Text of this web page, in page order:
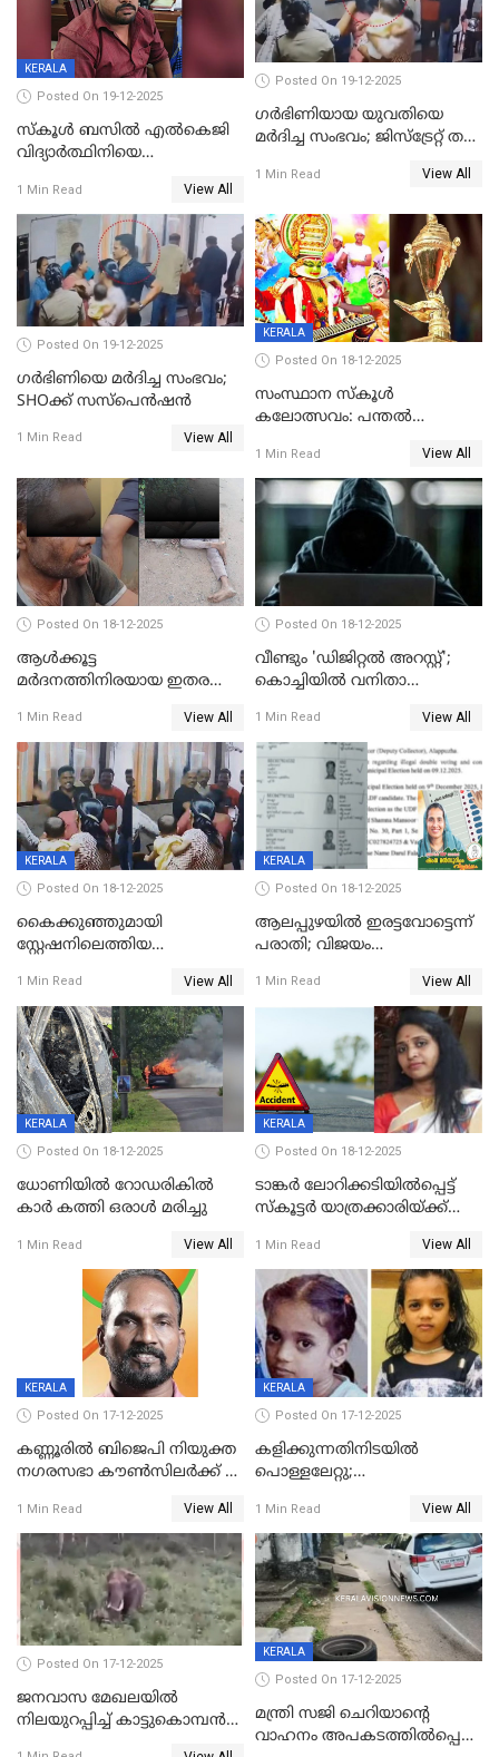
KERALA
Posted On 19-12-2025
സ്കൂൾ ബസിൽ എൽകെജി
വിദ്യാര്‍ത്ഥിനിയെ
ക്ലീനര്‍ പിടിയിൽ
1 Min Read View All
Posted On 19-12-2025
ഗര്‍ഭിണിയായ യുവതിയെ
മര്‍ദിച്ച സംഭവം; ജിസ്‌ട്രേറ്റ് തല
യുവതി
1 Min Read View All
Posted On 19-12-2025
ഗര്‍ഭിണിയെ മർദിച്ച സംഭവം;
SHOക്ക് സസ്പെൻഷൻ
1 Min Read View All
KERALA
Posted On 18-12-2025
സംസ്ഥാന സ്കൂൾ
കലോത്സവം: പന്തൽ
1 Min Read View All
Posted On 18-12-2025
ആൾക്കൂട്ട
മർദനത്തിനിരയായ ഇതര
നടുക്കുന്ന സംഭവം
വാളയാറിൽ
1 Min Read View All
Posted On 18-12-2025
വീണ്ടും 'ഡിജിറ്റല്‍ അറസ്റ്റ്';
കൊച്ചിയില്‍ വനിതാ
കോടി രൂപ
1 Min Read View All
KERALA
Posted On 18-12-2025
കൈക്കുഞ്ഞുമായി
സ്റ്റേഷനിലെത്തിയ
കരണത്തടിച്ചു; CC ടിവി
ദൃശ്യങ്ങൾ പുറത്ത്
1 Min Read View All
KERALA
Posted On 18-12-2025
ആലപ്പുഴയിൽ ഇരട്ടവോട്ടെന്ന്
പരാതി; വിജയം
വാർഡിലെ എൽഡിഎഫ്
സ്ഥാനാർത്ഥി
1 Min Read View All
KERALA
Posted On 18-12-2025
ധോണിയിൽ റോഡരികിൽ
കാർ കത്തി ഒരാൾ മരിച്ചു
1 Min Read View All
KERALA
Posted On 18-12-2025
ടാങ്കർ ലോറിക്കടിയിൽപ്പെട്ട്
സ്കൂട്ടർ യാത്രക്കാരിയ്ക്ക്
കണ്ടോത്ത് ദേശീയ പാതയിൽ
1 Min Read View All
KERALA
Posted On 17-12-2025
കണ്ണൂരിൽ ബിജെപി നിയുക്ത
നഗരസഭാ കൗൺസിലർക്ക് 36
1 Min Read View All
KERALA
Posted On 17-12-2025
കളിക്കുന്നതിനിടയിൽ
പൊള്ളലേറ്റു;
ക്ലാസ് വിദ്യാർത്ഥിനി മരിച്ചു
1 Min Read View All
Posted On 17-12-2025
ജനവാസ മേഖലയില്‍
നിലയുറപ്പിച്ച് കാട്ടുകൊമ്പന്‍
KERALA
Posted On 17-12-2025
മന്ത്രി സജി ചെറിയാന്റെ
വാഹനം അപകടത്തിൽപ്പെട്ടു;